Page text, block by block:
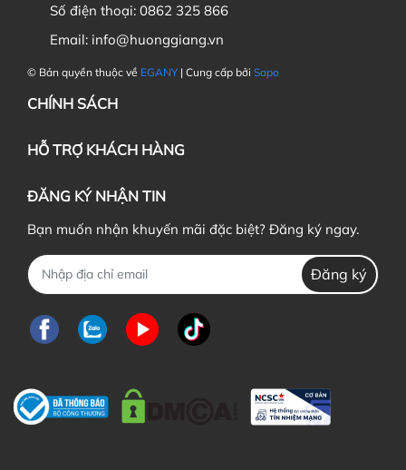
Số điện thoại: 0862 325 866
Email: info@huonggiang.vn
© Bản quyền thuộc về EGANY | Cung cấp bởi Sapo
CHÍNH SÁCH
HỖ TRỢ KHÁCH HÀNG
ĐĂNG KÝ NHẬN TIN
Bạn muốn nhận khuyến mãi đặc biệt? Đăng ký ngay.
Đăng ký